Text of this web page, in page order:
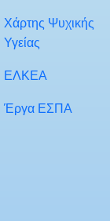
Χάρτης Ψυχικής
Υγείας
ΕΛΚΕΑ
Έργα ΕΣΠΑ